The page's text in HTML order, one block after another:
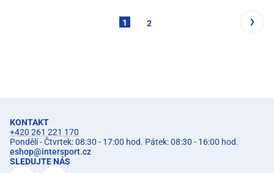
1 2
KONTAKT
+420 261 221 170
Pondělí - Čtvrtek: 08:30 - 17:00 hod. Pátek: 08:30 - 16:00 hod.
eshop@intersport.cz
SLEDUJTE NÁS